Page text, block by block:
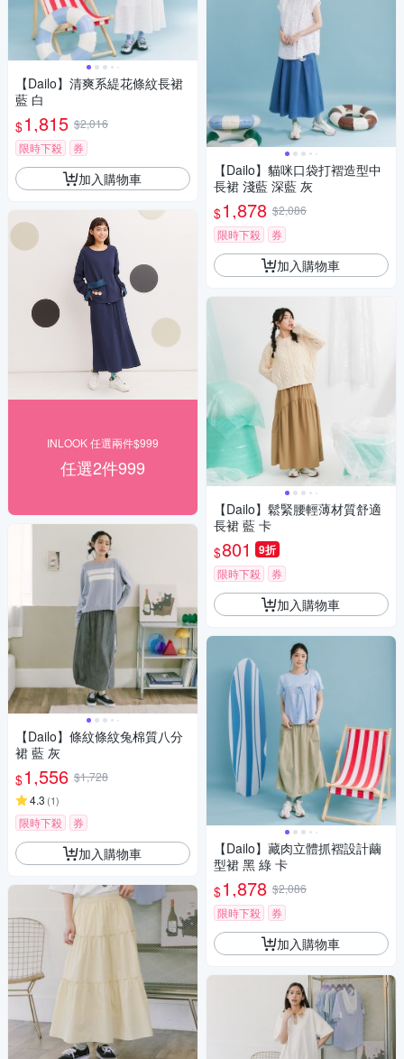
【Dailo】清爽系緹花條紋長裙
藍 白
$1,815 $2,016
限時下殺
券
加入購物車
INLOOK 任選兩件$999
任選2件999
【Dailo】條紋條紋兔棉質八分
裙 藍 灰
$1,556 $1,728
4.3 (1)
限時下殺 券
加入購物車
【Dailo】貓咪口袋打褶造型中
長裙 淺藍 深藍 灰
$1,878 $2,086
限時下殺
券
加入購物車
【Dailo】鬆緊腰輕薄材質舒適
長裙 藍 卡
$801 9折
限時下殺 券
加入購物車
【Dailo】藏肉立體抓褶設計繭
型裙 黑 綠 卡
$1,878 $2,086
限時下殺
券
加入購物車